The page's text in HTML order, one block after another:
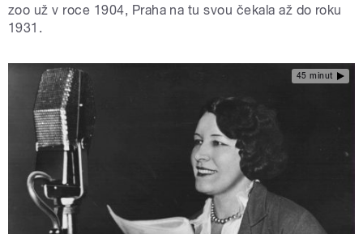
zoo už v roce 1904, Praha na tu svou čekala až do roku
1931.
45 minut